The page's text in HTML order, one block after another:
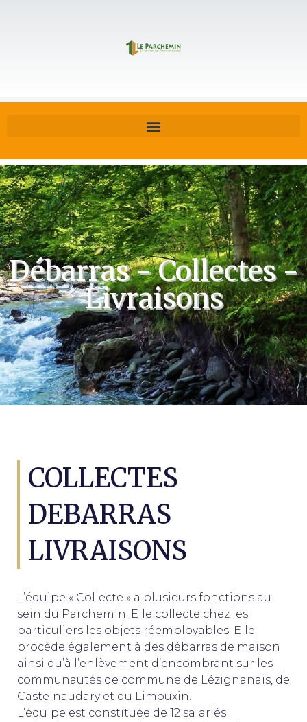
Débarras - Collectes -
Livraisons
COLLECTES
DEBARRAS
LIVRAISONS
L’équipe « Collecte » a plusieurs fonctions au
sein du Parchemin. Elle collecte chez les
particuliers les objets réemployables. Elle
procède également à des débarras de maison
ainsi qu’à l’enlèvement d’encombrant sur les
communautés de commune de Lézignanais, de
Castelnaudary et du Limouxin.
L’équipe est constituée de 12 salariés